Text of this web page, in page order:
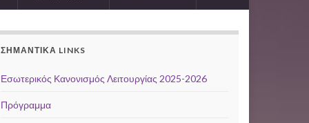
ΣΗΜΑΝΤΙΚΆ LINKS
Εσωτερικός Κανονισμός Λειτουργίας 2025-2026
Πρόγραμμα